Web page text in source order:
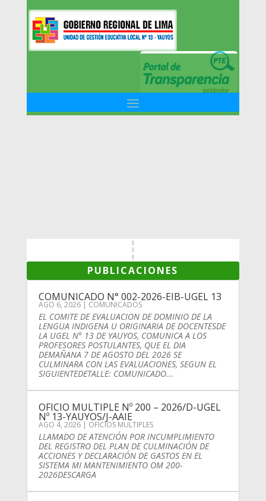
PUBLICACIONES
COMUNICADO N° 002-2026-EIB-UGEL 13
AGO 6, 2026| COMUNICADOS
EL COMITE DE EVALUACION DE DOMINIO DE LA
LENGUA INDIGENA U ORIGINARIA DE DOCENTESDE
LA UGEL N° 13 DE YAUYOS, COMUNICA A LOS
PROFESORES POSTULANTES, QUE EL DIA
DEMAÑANA 7 DE AGOSTO DEL 2026 SE
CULMINARA CON LAS EVALUACIONES, SEGUN EL
SIGUIENTEDETALLE: COMUNICADO...
OFICIO MULTIPLE Nº 200 – 2026/D-UGEL
Nº 13-YAUYOS/J-AAIE
AGO 4, 2026| OFICIOS MULTIPLES
LLAMADO DE ATENCIÓN POR INCUMPLIMIENTO
DEL REGISTRO DEL PLAN DE CULMINACIÓN DE
ACCIONES Y DECLARACIÓN DE GASTOS EN EL
SISTEMA MI MANTENIMIENTO OM 200-
2026DESCARGA